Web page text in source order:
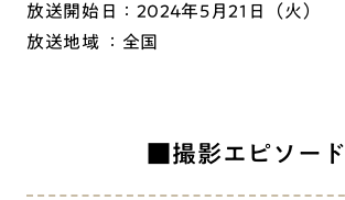
放送開始日：2024年5月21日（火）
放送地域 ：全国
■撮影エピソード